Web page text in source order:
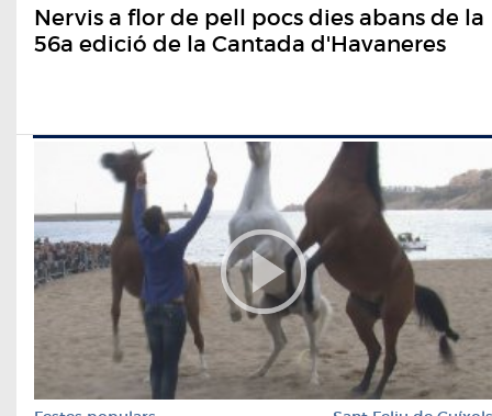
Nervis a flor de pell pocs dies abans de la
56a edició de la Cantada d'Havaneres